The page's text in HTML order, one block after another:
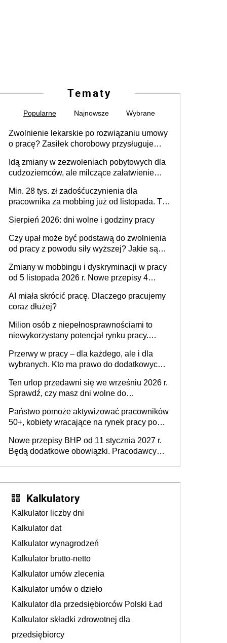
Tematy
Popularne Najnowsze Wybrane
Zwolnienie lekarskie po rozwiązaniu umowy
o pracę? Zasiłek chorobowy przysługuje
dni od ustania stosunku pracy
Idą zmiany w zezwoleniach pobytowych dla
cudzoziemców, ale milczące załatwienie
Min. 28 tys. zł zadośćuczynienia dla
pracownika za mobbing już od listopada. To
zespołu
Sierpień 2026: dni wolne i godziny pracy
Czy upał może być podstawą do zwolnienia
od pracy z powodu siły wyższej? Jakie są
Zmiany w mobbingu i dyskryminacji w pracy
od 5 listopada 2026 r. Nowe przepisy 4
Ustaw
AI miała skrócić pracę. Dlaczego pracujemy
coraz dłużej?
Milion osób z niepełnosprawnościami to
niewykorzystany potencjał rynku pracy.
dofinansowań czy refundacji, ale bariery po
stronie systemu i świadomości
pracodawców [WYWIAD]
Przerwy w pracy – dla każdego, ale i dla
wybranych. Kto ma prawo do dodatkowych
Ten urlop przedawni się we wrześniu 2026 r.
Sprawdź, czy masz dni wolne do
Państwo pomoże aktywizować pracowników
50+, kobiety wracające na rynek pracy po
osoby neuroatypowe. Powstanie Fundusz
na rzecz Inkluzywności w Zatrudnianiu?
Nowe przepisy BHP od 11 stycznia 2027 r.
Będą dodatkowe obowiązki. Pracodawcy
Kalkulatory
Kalkulator liczby dni
Kalkulator dat
Kalkulator wynagrodzeń
Kalkulator brutto-netto
Kalkulator umów zlecenia
Kalkulator umów o dzieło
Kalkulator dla przedsiębiorców Polski Ład
Kalkulator składki zdrowotnej dla
przedsiębiorcy